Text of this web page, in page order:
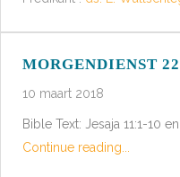
MORGENDIENST
10 maart 2018
Bible Text: Jesaja 11:1-10
Continue reading...